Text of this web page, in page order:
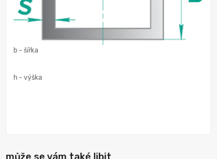
b - šířka
h - výška
může se vám také libit